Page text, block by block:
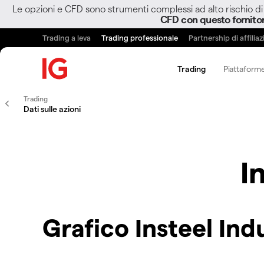
Le opzioni e CFD sono strumenti complessi ad alto rischio
CFD con questo
Trading a leva Trading professionale Partnership di
Trading
Trading
Dati sulle azioni
Grafico Insteel